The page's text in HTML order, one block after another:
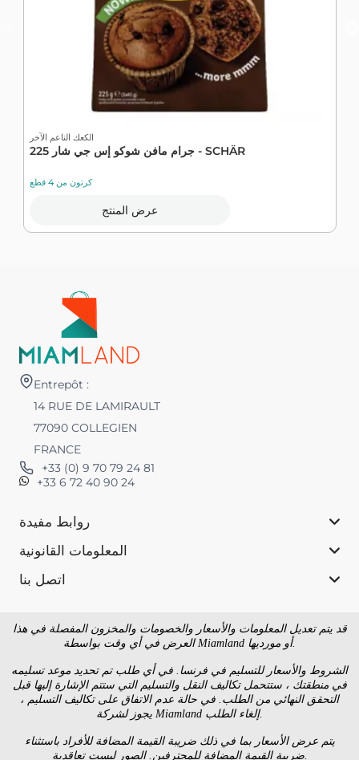
الكعك الناعم الآخر
225 جرام مافن شوكو إس جي شار - SCHÄR
كرتون من 4 قطع
عرض المنتج
Entrepôt :
14 RUE DE LAMIRAULT
77090 COLLEGIEN
FRANCE
+33 (0) 9 70 79 24 81
+33 6 72 40 90 24
روابط مفيدة
المعلومات القانونية
اتصل بنا
قد يتم تعديل المعلومات والأسعار والخصومات والمخزون المفصلة في هذا
العرض في أي وقت بواسطة Miamland أو مورديها.
الشروط والأسعار للتسليم في فرنسا. في أي طلب تم تحديد موعد تسليمه
في منطقتك ، ستتحمل تكاليف النقل والتسليم التي ستتم الإشارة إليها قبل
التحقق النهائي من الطلب. في حالة عدم الاتفاق على تكاليف التسليم ،
يجوز لشركة Miamland إلغاء الطلب.
يتم عرض الأسعار بما في ذلك ضريبة القيمة المضافة للأفراد باستثناء
ضريبة القيمة المضافة للمحترفين. الصور ليست تعاقدية.